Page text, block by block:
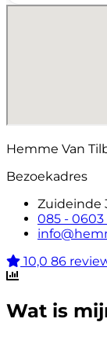
Hemme Van
Bezoekadres
Zuideinde
085 - 0603
10,0 86
Wat is